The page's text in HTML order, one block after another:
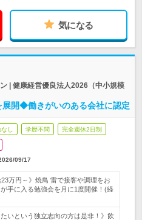
気になる
| 健康経営優良法人2026（中小規模
展開◆働きがいのある会社に認定
し 学歴不問 完全週休2日制
09/17
23万円～》焼鳥 雷で接客や調理をお
手に入る勉強会を月に1度開催！(経
いという独立志向の方は是非！》飲